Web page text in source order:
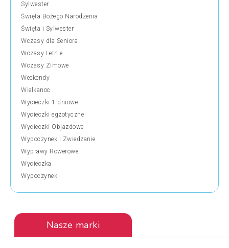
Sylwester
Święta Bożego Narodzenia
Święta i Sylwester
Wczasy dla Seniora
Wczasy Letnie
Wczasy Zimowe
Weekendy
Wielkanoc
Wycieczki 1-dniowe
Wycieczki egzotyczne
Wycieczki Objazdowe
Wypoczynek i Zwiedzanie
Wyprawy Rowerowe
Wycieczka
Wypoczynek
Nasze marki